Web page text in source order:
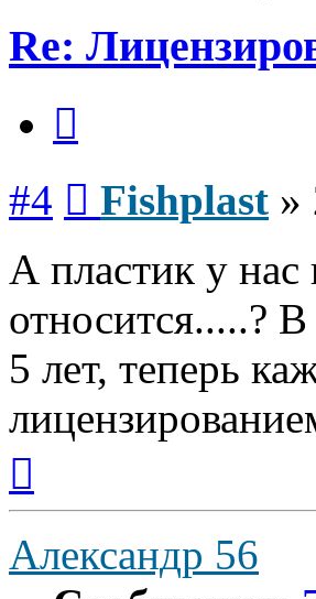
Re:
#4 Fishplast »
А пластик у
относится.....?
5 лет, теперь
началу
Александр 56